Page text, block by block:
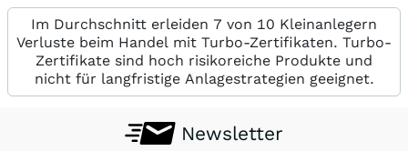
Im Durchschnitt erleiden 7 von 10 Kleinanlegern
Verluste beim Handel mit Turbo-Zertifikaten. Turbo-
Zertifikate sind hoch risikoreiche Produkte und
nicht für langfristige Anlagestrategien geeignet.
Newsletter